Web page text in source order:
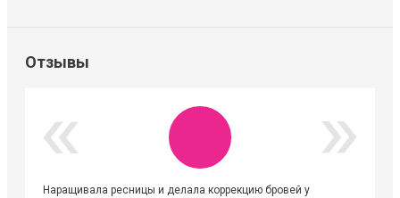
Отзывы
Наращивала ресницы и делала коррекцию бровей у